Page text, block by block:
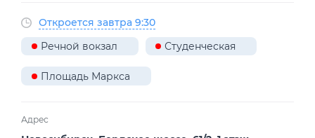
Откроется завтра 9:30
Речной вокзал
Студенческая
Площадь Маркса
Адрес